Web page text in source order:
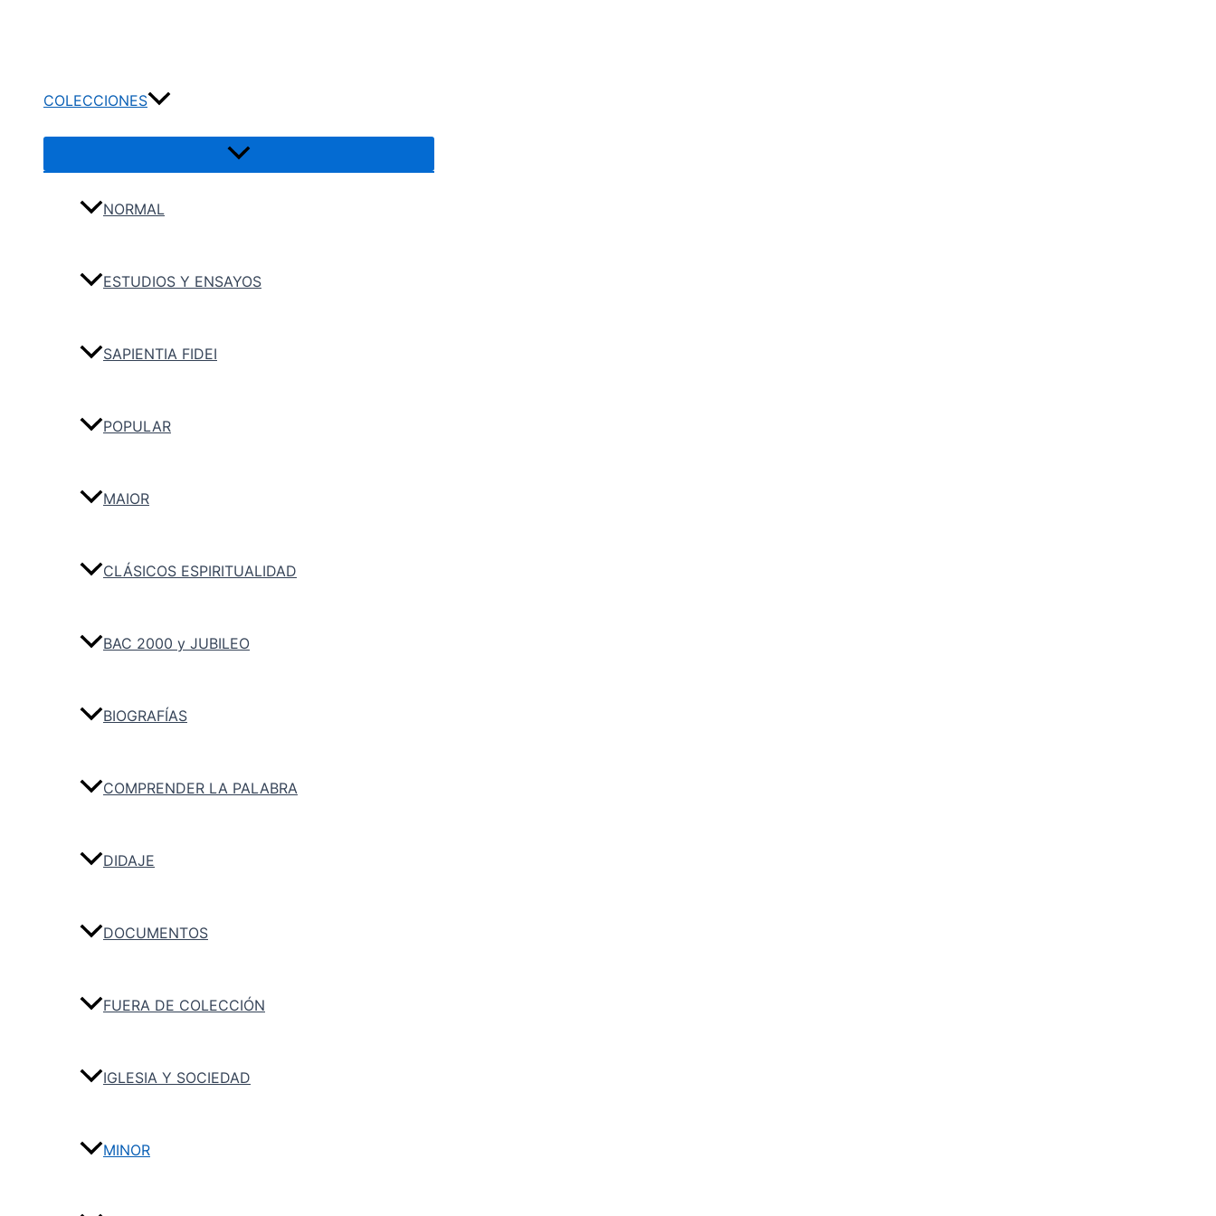
COLECCIONES
NORMAL
ESTUDIOS Y ENSAYOS
SAPIENTIA FIDEI
POPULAR
MAIOR
CLÁSICOS ESPIRITUALIDAD
BAC 2000 y JUBILEO
BIOGRAFÍAS
COMPRENDER LA PALABRA
DIDAJE
DOCUMENTOS
FUERA DE COLECCIÓN
IGLESIA Y SOCIEDAD
MINOR